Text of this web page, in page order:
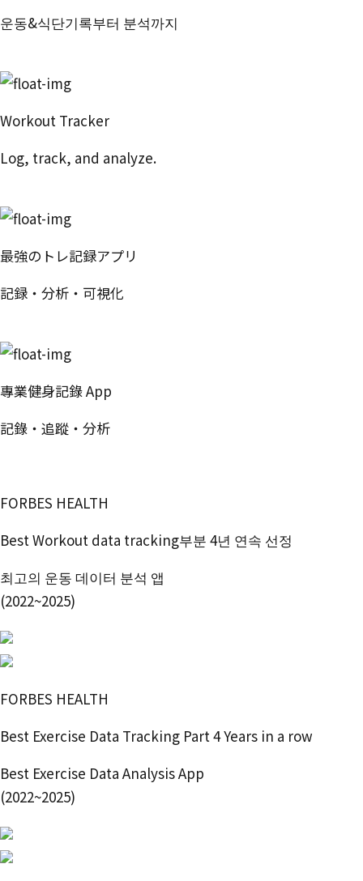
운동&식단기록부터 분석까지
Workout Tracker
Log, track, and analyze.
最強のトレ記録アプリ
記録・分析・可視化
專業健身記錄 App
記錄・追蹤・分析
FORBES HEALTH
Best Workout data tracking부분 4년 연속 선정
최고의 운동 데이터 분석 앱
(2022~2025)
FORBES HEALTH
Best Exercise Data Tracking Part 4 Years in a row
Best Exercise Data Analysis App
(2022~2025)